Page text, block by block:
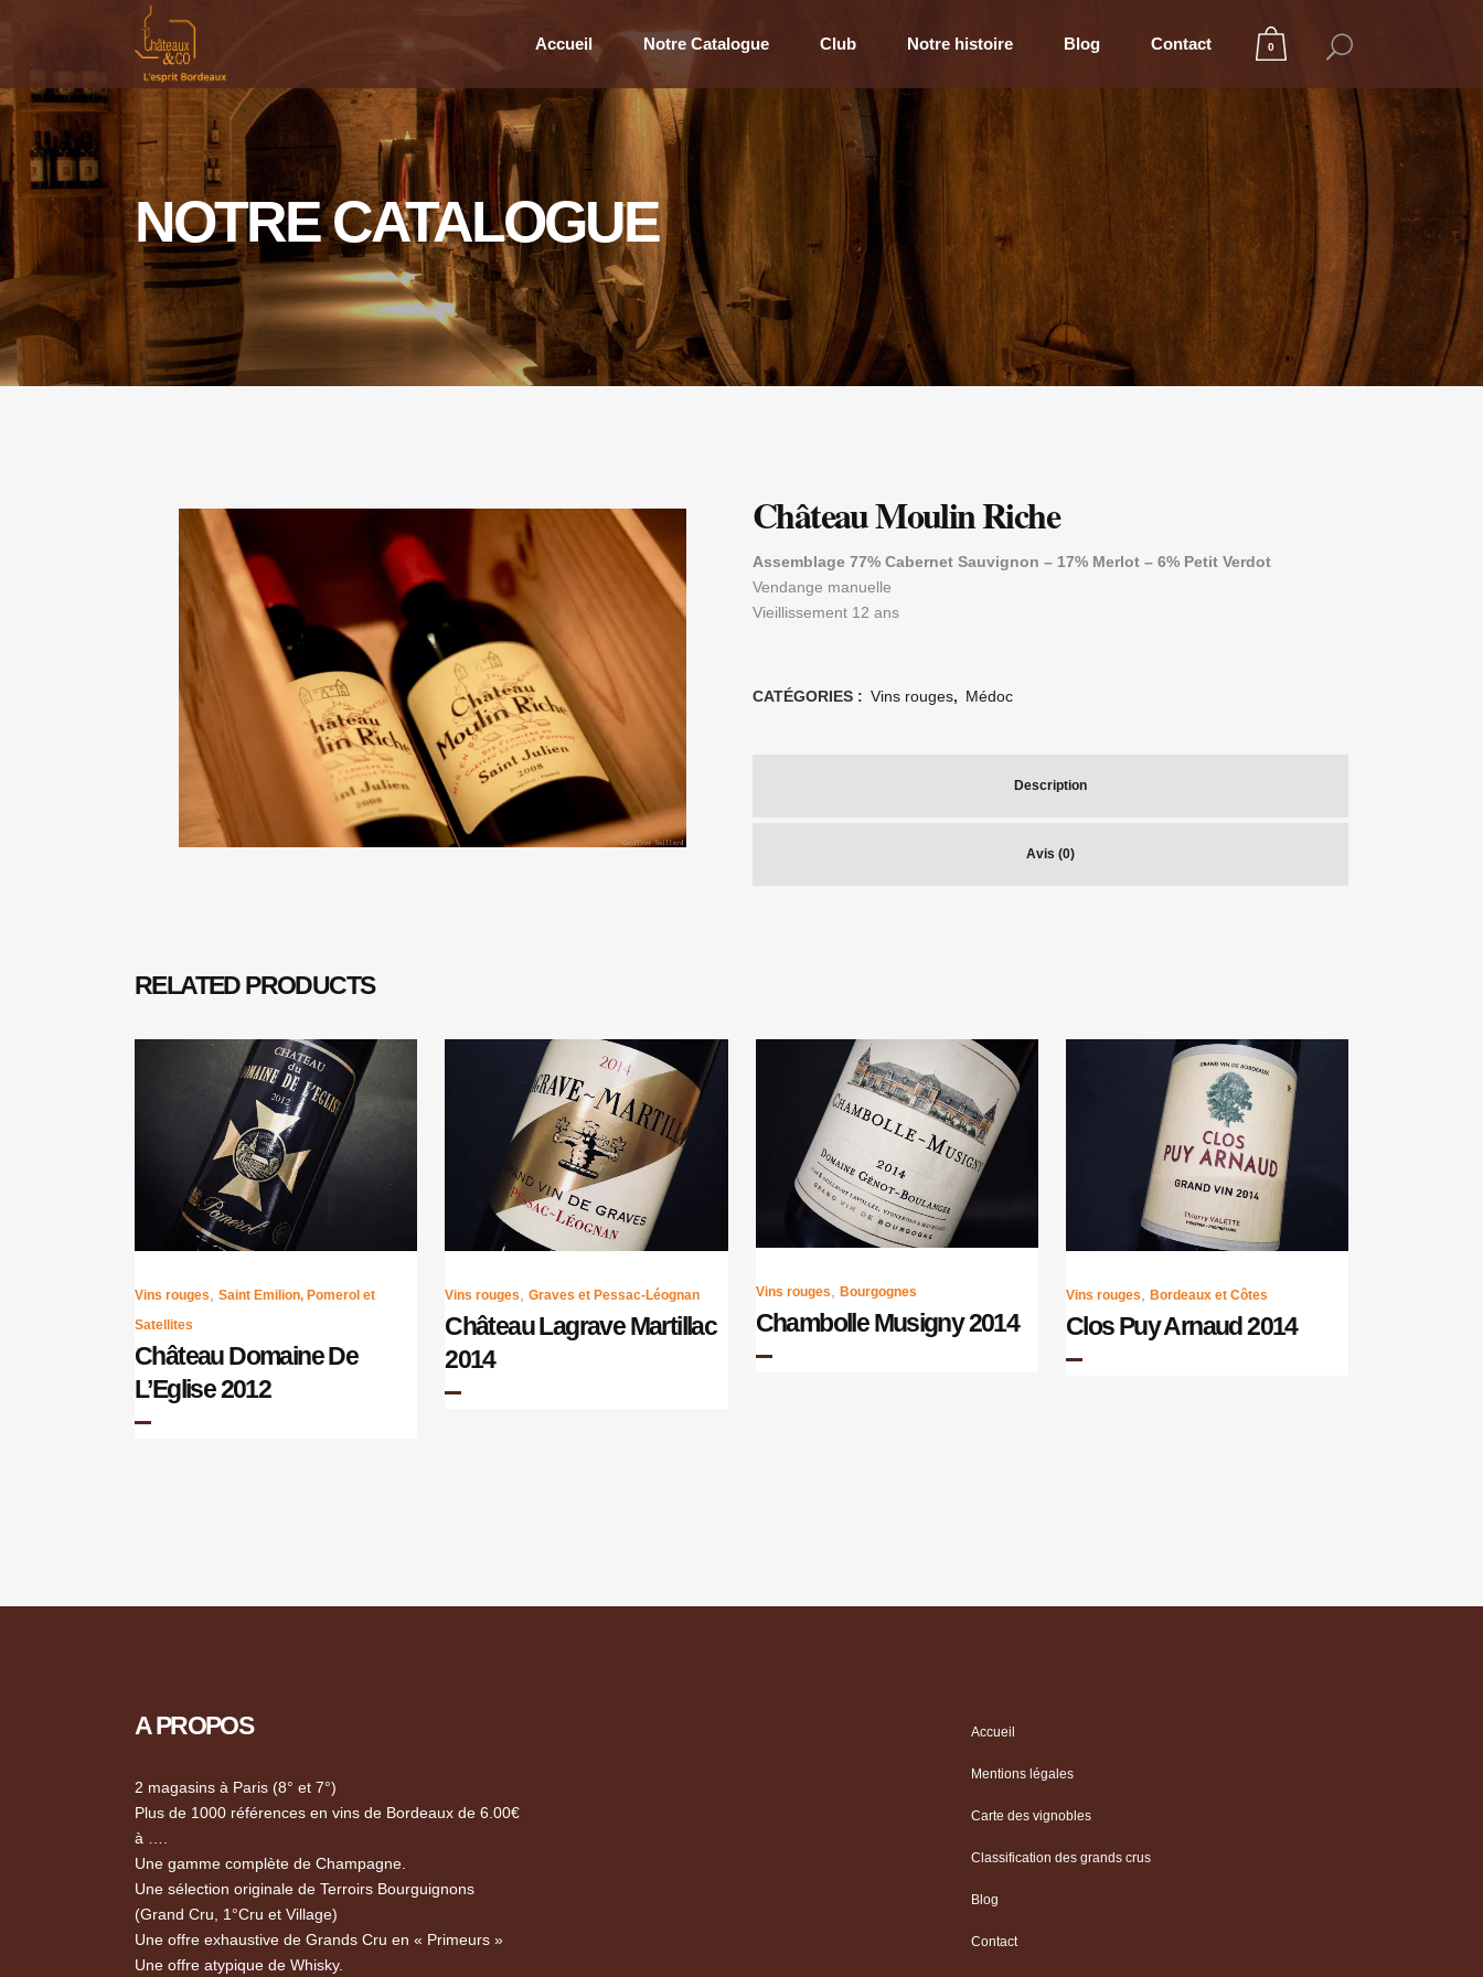
0
Accueil Notre Catalogue Club Notre histoire Blog Contact
NOTRE CATALOGUE
Château Moulin Riche
Assemblage 77% Cabernet Sauvignon – 17% Merlot – 6% Petit Verdot
Vendange manuelle
Vieillissement 12 ans
CATÉGORIES : Vins rouges, Médoc
Description
Avis (0)
RELATED PRODUCTS
Vins rouges
Saint Emilion, Pomerol et
Satellites
Château Domaine De
L’Eglise 2012
Vins rouges ,Graves et Pessac-Léognan
Château Lagrave Martillac
2014
Vins rouges Bourgognes
Chambolle Musigny 2014
Vins rouges Bordeaux et Côtes
Clos Puy Arnaud 2014
A PROPOS
2 magasins à Paris (8° et 7°)
Plus de 1000 références en vins de Bordeaux de 6.00€
à ….
Une gamme complète de Champagne.
Une sélection originale de Terroirs Bourguignons
(Grand Cru, 1°Cru et Village)
Une offre exhaustive de Grands Cru en « Primeurs »
Une offre atypique de Whisky.
Accueil
Mentions légales
Carte des vignobles
Classification des grands crus
Blog
Contact